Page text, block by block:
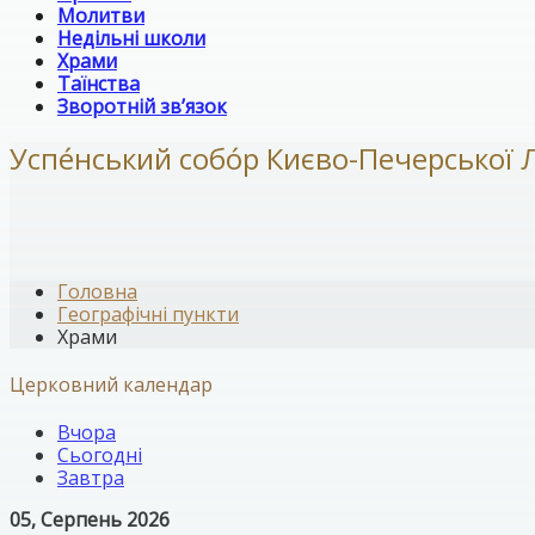
Молитви
Недільні школи
Храми
Таїнства
Зворотній зв’язок
Успе́нський собо́р Києво-Печерської
Головна
Географічні пункти
Храми
Церковний календар
Вчора
Сьогодні
Завтра
05, Серпень 2026